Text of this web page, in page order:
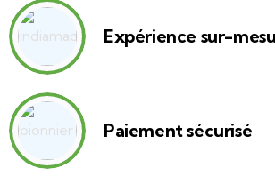
Expérience sur-
Paiement sécurisé